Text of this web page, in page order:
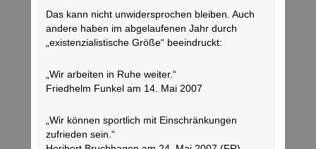
Das kann nicht unwidersprochen bleiben. Auch
andere haben im abgelaufenen Jahr durch
„existenzialistische Größe“ beeindruckt:
„Wir arbeiten in Ruhe weiter.“
Friedhelm Funkel am 14. Mai 2007
„Wir können sportlich mit Einschränkungen
zufrieden sein.“